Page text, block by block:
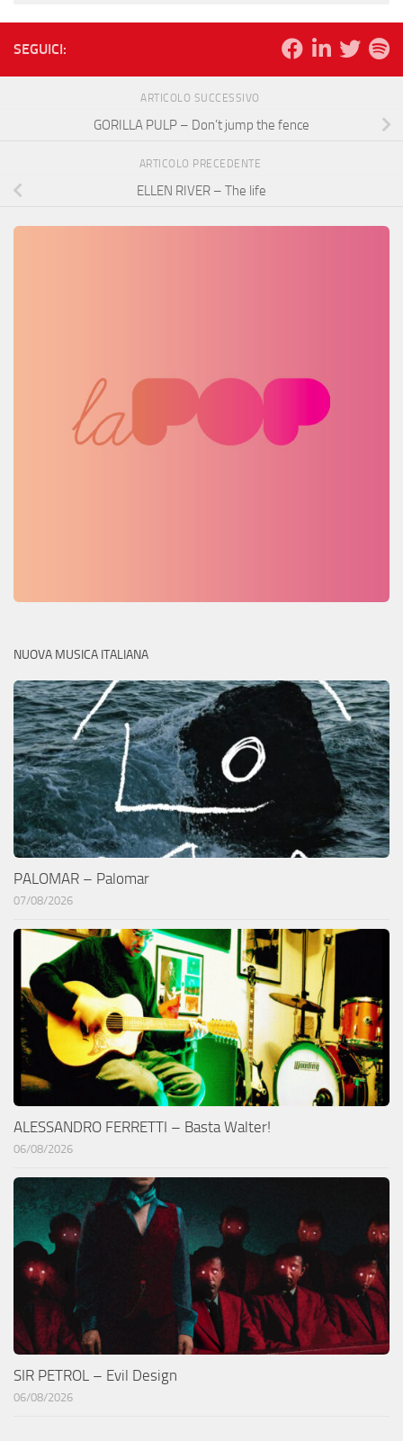
SEGUICI:
ARTICOLO SUCCESSIVO
GORILLA PULP – Don’t jump the fence
ARTICOLO PRECEDENTE
ELLEN RIVER – The life
NUOVA MUSICA ITALIANA
PALOMAR – Palomar
07/08/2026
ALESSANDRO FERRETTI – Basta Walter!
06/08/2026
SIR PETROL – Evil Design
06/08/2026